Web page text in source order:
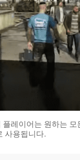
플레이어는 원하는
사용됩니다.